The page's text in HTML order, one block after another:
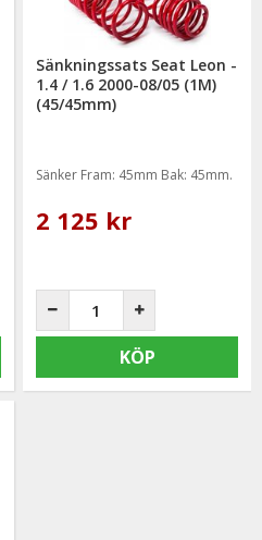
Sänkningssats Seat Leon -
1.4 / 1.6 2000-08/05 (1M)
(45/45mm)
Sänker Fram: 45mm Bak: 45mm.
2 125 kr
KÖP